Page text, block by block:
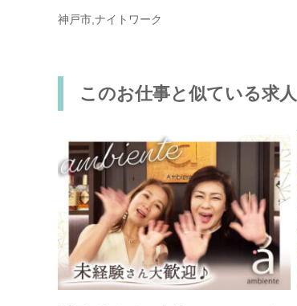
神戸市,ナイトワーク
このお仕事と似ている求人